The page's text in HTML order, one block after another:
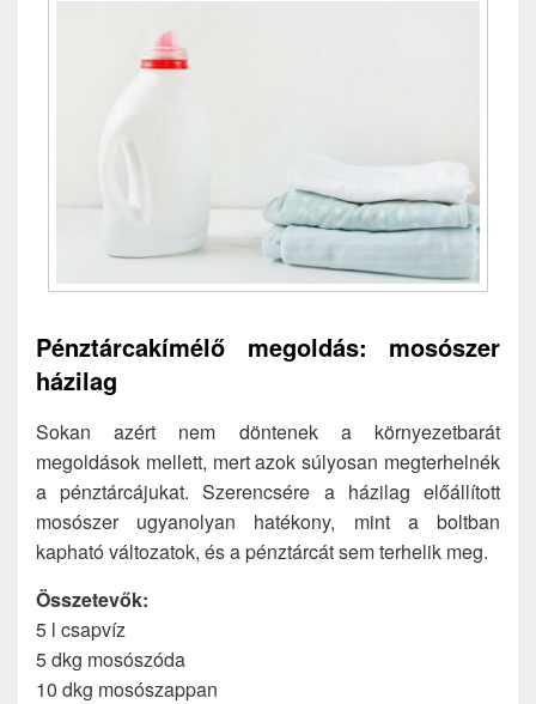
Pénztárcakímélő megoldás: mosószer
házilag
Sokan azért nem döntenek a környezetbarát
megoldások mellett, mert azok súlyosan megterhelnék
a pénztárcájukat. Szerencsére a házilag előállított
mosószer ugyanolyan hatékony, mint a boltban
kapható változatok, és a pénztárcát sem terhelik meg.
Összetevők:
5 l csapvíz
5 dkg mosószóda
10 dkg mosószappan